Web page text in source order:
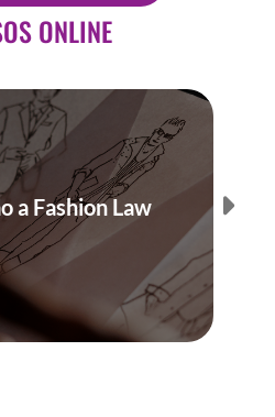
ONLINE
a Fashion Law